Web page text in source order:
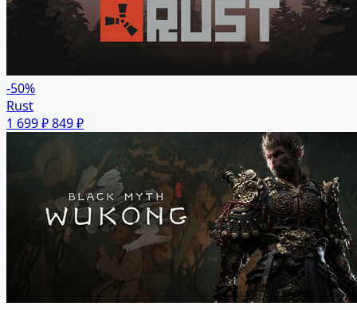
-50%
Rust
1 699 ₽849 ₽